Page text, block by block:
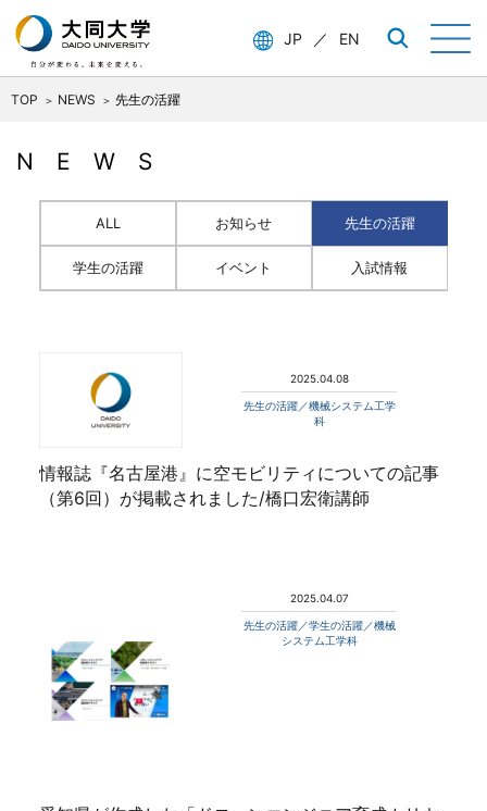
JP ／ EN
TOP NEWS 先生の活躍
NEWS
ALL お知らせ 先生の活躍
学生の活躍 イベント 入試情報
2025.04.08
先生の活躍／機械システム工学
科
情報誌『名古屋港』に空モビリティについての記事
（第6回）が掲載されました/橋口宏衛講師
2025.04.07
先生の活躍／学生の活躍／機械
システム工学科